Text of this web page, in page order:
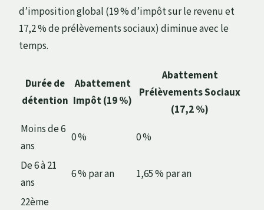
d’imposition global (19 % d’impôt sur le revenu et
17,2 % de prélèvements sociaux) diminue avec le
temps.
Durée de
détention
Abattement
Impôt (19 %)
Abattement
Prélèvements Sociaux
(17,2 %)
Moins de 6
ans
0 %
0 %
De 6 à 21
ans
6 % par an
1,65 % par an
22ème